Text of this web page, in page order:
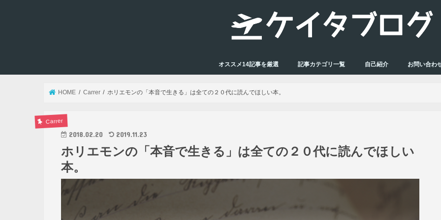
オススメ14記事を厳選 記事カテゴリ一覧 自己紹介 お問い合わ
HOME Carrer ホリエモンの「本音で生きる」は全ての２０代に読んでほしい本。
Carrer
2018.02.20 2019.11.23
ホリエモンの「本音で生きる」は全ての２０代に読んでほしい
本。